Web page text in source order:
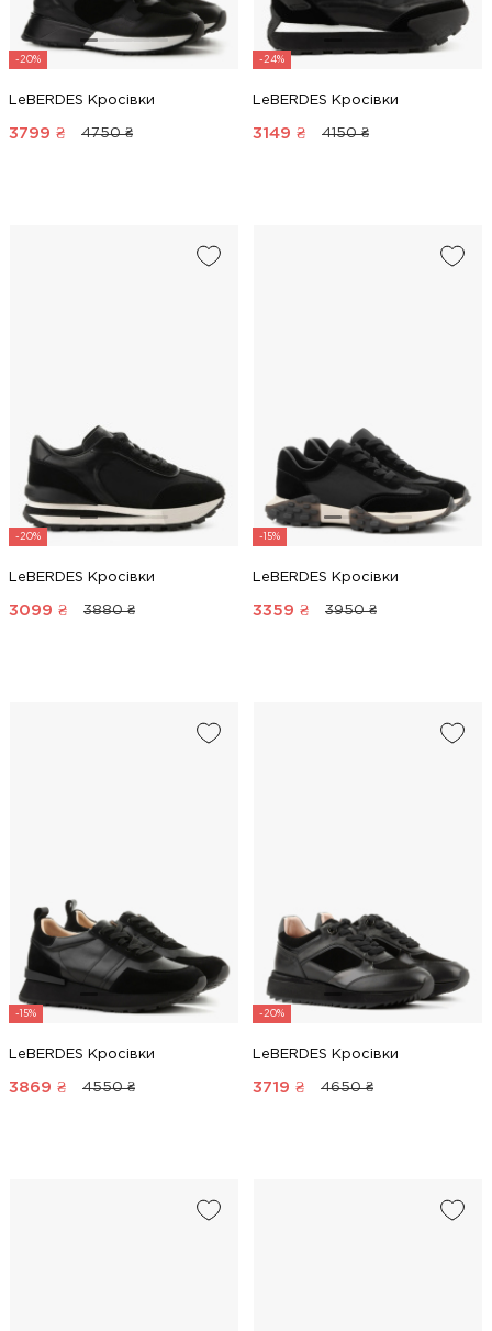
-20%
LeBERDES Кросівки
3799 ₴ 4750 ₴
-24%
LeBERDES Кросівки
3149 ₴ 4150 ₴
-20%
LeBERDES Кросівки
3099 ₴ 3880 ₴
-15%
LeBERDES Кросівки
3359 ₴ 3950 ₴
-15%
LeBERDES Кросівки
3869 ₴ 4550 ₴
-20%
LeBERDES Кросівки
3719 ₴ 4650 ₴